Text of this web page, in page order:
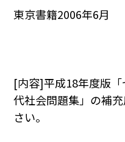
東京書籍2006年6月
[内容]平成18年度版
代社会問題集」の補
さい。